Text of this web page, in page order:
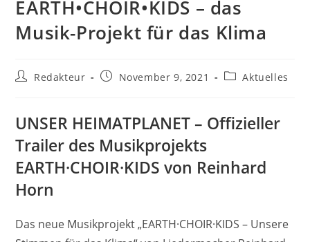
EARTH•CHOIR•KIDS – das
Musik-Projekt für das Klima
Beitrags-
Redakteur
BeitragNovember 9, 2021
Beitrags-
Aktuelles
UNSER HEIMATPLANET – Offizieller
Trailer des Musikprojekts
EARTH·CHOIR·KIDS von Reinhard
Horn
Das neue Musikprojekt „EARTH·CHOIR·KIDS – Unsere